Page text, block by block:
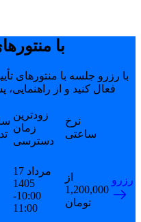
با
با رزرو جلسه با منتورهای
فعال کنید و از
زودترین
زمان
دسترسی
نرخ
ساعتی
17 مرداد
1405
10:00-
11:00
از
1,200,000
تومان
رزرو